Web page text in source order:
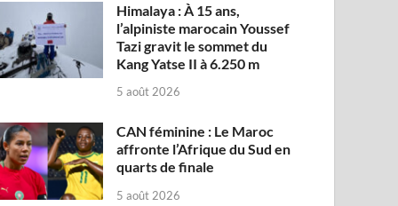
Himalaya : À 15 ans,
l’alpiniste marocain Youssef
Tazi gravit le sommet du
Kang Yatse II à 6.250 m
5 août 2026
CAN féminine : Le Maroc
affronte l’Afrique du Sud en
quarts de finale
5 août 2026